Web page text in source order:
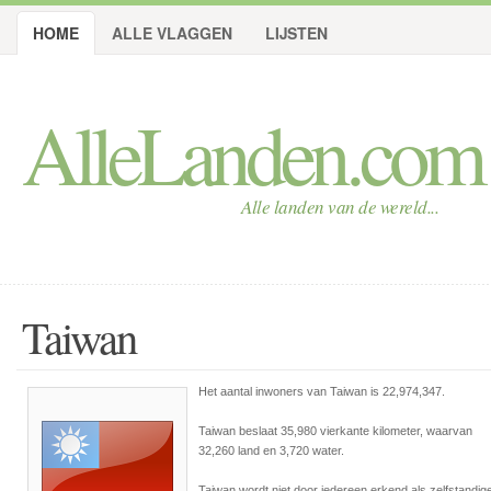
AlleLanden.com
Alle landen van de wereld...
HOME ALLE VLAGGEN LIJSTEN
Taiwan
Het aantal inwoners van Taiwan is 22,974,347.
Taiwan beslaat 35,980 vierkante kilometer, waarvan
32,260 land en 3,720 water.